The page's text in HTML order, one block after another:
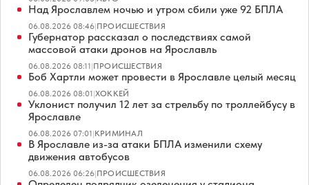
Над Ярославлем ночью и утром сбили уже 92 БПЛА
06.08.2026 08:46|ПРОИСШЕСТВИЯ
Губернатор рассказал о последствиях самой
массовой атаки дронов на Ярославль
06.08.2026 08:11|ПРОИСШЕСТВИЯ
Боб Хартли может провести в Ярославле целый месяц
06.08.2026 08:01|ХОККЕЙ
Уклонист получил 12 лет за стрельбу по троллейбусу в
Ярославле
06.08.2026 07:01|КРИМИНАЛ
В Ярославле из-за атаки БПЛА изменили схему
движения автобусов
06.08.2026 06:26|ПРОИСШЕСТВИЯ